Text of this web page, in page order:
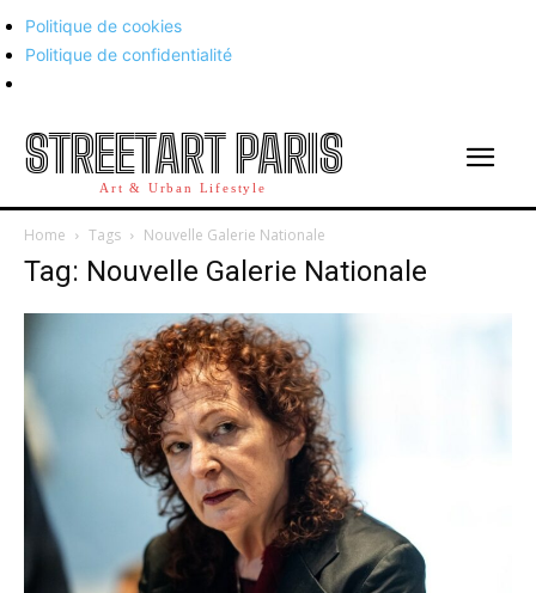
Politique de cookies
Politique de confidentialité
STREETART PARIS
Art & Urban Lifestyle
Home Tags Nouvelle Galerie Nationale
Tag: Nouvelle Galerie Nationale